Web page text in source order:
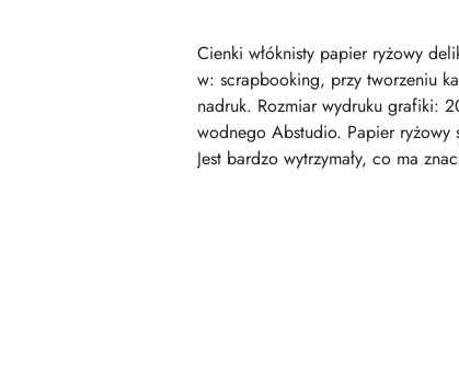
Cienki włóknisty papier ryżowy
w: scrapbooking, przy tworzeniu
nadruk. Rozmiar wydruku grafiki:
wodnego Abstudio. Papier ryżowy
Jest bardzo wytrzymały, co ma